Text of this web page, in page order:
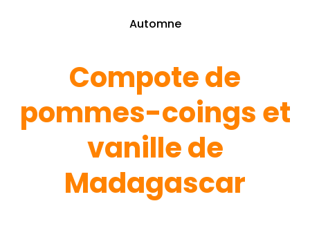
Automne
Compote de
pommes-coings et
vanille de
Madagascar